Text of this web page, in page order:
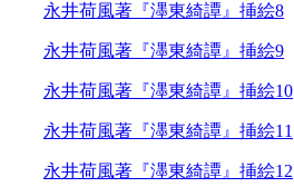
永井荷風著『濹東綺譚』挿絵8
永井荷風著『濹東綺譚』挿絵9
永井荷風著『濹東綺譚』挿絵10
永井荷風著『濹東綺譚』挿絵11
永井荷風著『濹東綺譚』挿絵12